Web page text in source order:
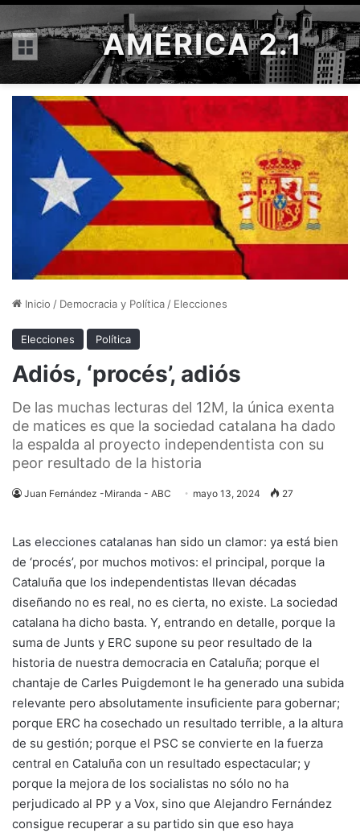
Menú AMÉRICA 2.1
Inicio / Democracia y Política/ Elecciones
Elecciones Política
Adiós, ‘procés’, adiós
De las muchas lecturas del 12M, la única exenta
de matices es que la sociedad catalana ha dado
la espalda al proyecto independentista con su
peor resultado de la historia
Juan Fernández -Miranda - ABC mayo 13, 2024 27
Las elecciones catalanas han sido un clamor: ya está bien
de ‘procés’, por muchos motivos: el principal, porque la
Cataluña que los independentistas llevan décadas
diseñando no es real, no es cierta, no existe. La sociedad
catalana ha dicho basta. Y, entrando en detalle, porque la
suma de Junts y ERC supone su peor resultado de la
historia de nuestra democracia en Cataluña; porque el
chantaje de Carles Puigdemont le ha generado una subida
relevante pero absolutamente insuficiente para gobernar;
porque ERC ha cosechado un resultado terrible, a la altura
de su gestión; porque el PSC se convierte en la fuerza
central en Cataluña con un resultado espectacular; y
porque la mejora de los socialistas no sólo no ha
perjudicado al PP y a Vox, sino que Alejandro Fernández
consigue recuperar a su partido sin que eso haya